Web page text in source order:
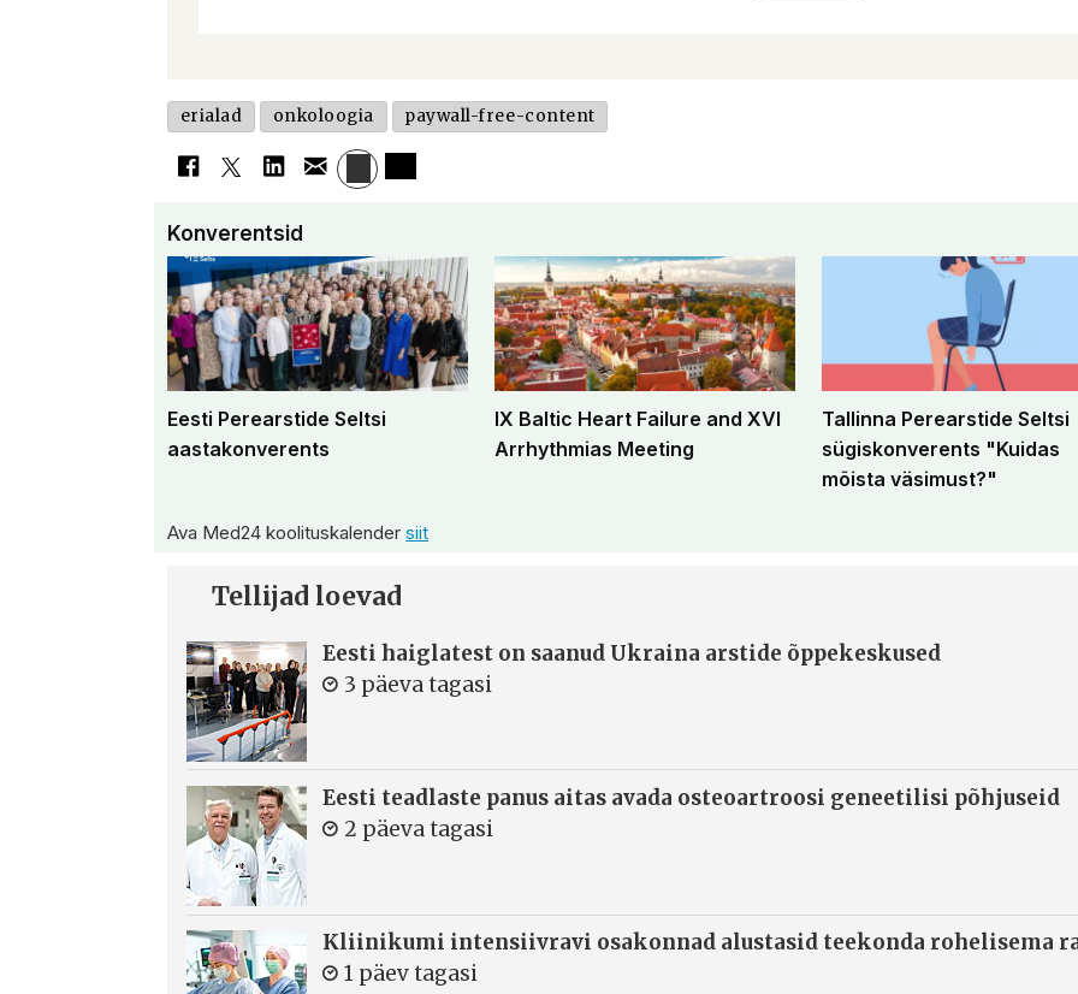
erialad onkoloogia paywall-free-content
Konverentsid
Eesti Perearstide Seltsi
aastakonverents
IX Baltic Heart Failure and XVI
Arrhythmias Meeting
Tallinna Perearstide Seltsi
sügiskonverents "Kuidas
mõista väsimust?"
Ava Med24 koolituskalendersiit
Tellijad loevad
Eesti haiglatest on saanud Ukraina arstide õppekeskused
3 päeva tagasi
Eesti teadlaste panus aitas avada osteoartroosi geneetilisi põhjuseid
2 päeva tagasi
Kliinikumi intensiivravi osakonnad alustasid teekonda rohelisema
1 päev tagasi